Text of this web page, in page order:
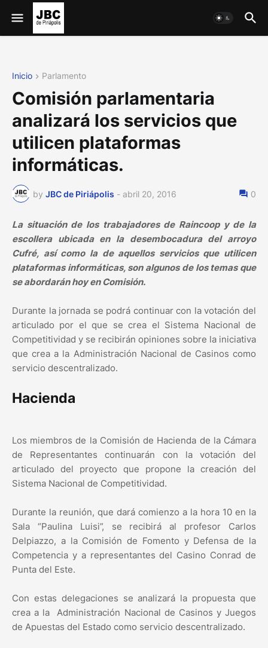
Inicio Parlamento
Comisión parlamentaria
analizará los servicios que
utilicen plataformas
informáticas.
by JBC de Piriápolis - abril 20, 2016 0
La situación de los trabajadores de Raincoop y de la
escollera ubicada en la desembocadura del arroyo
Cufré, así como la de aquellos servicios que utilicen
plataformas informáticas, son algunos de los temas que
se abordarán hoy en Comisión.
Durante la jornada se podrá continuar con la votación del
articulado por el que se crea el Sistema Nacional de
Competitividad y se recibirán opiniones sobre la iniciativa
que crea a la Administración Nacional de Casinos como
servicio descentralizado.
Hacienda
Los miembros de la Comisión de Hacienda de la Cámara
de Representantes continuarán con la votación del
articulado del proyecto que propone la creación del
Sistema Nacional de Competitividad.
Durante la reunión, que dará comienzo a la hora 10 en la
Sala “Paulina Luisi”, se recibirá al profesor Carlos
Delpiazzo, a la Comisión de Fomento y Defensa de la
Competencia y a representantes del Casino Conrad de
Punta del Este.
Con estas delegaciones se analizará la propuesta que
crea a la Administración Nacional de Casinos y Juegos
de Apuestas del Estado como servicio descentralizado.